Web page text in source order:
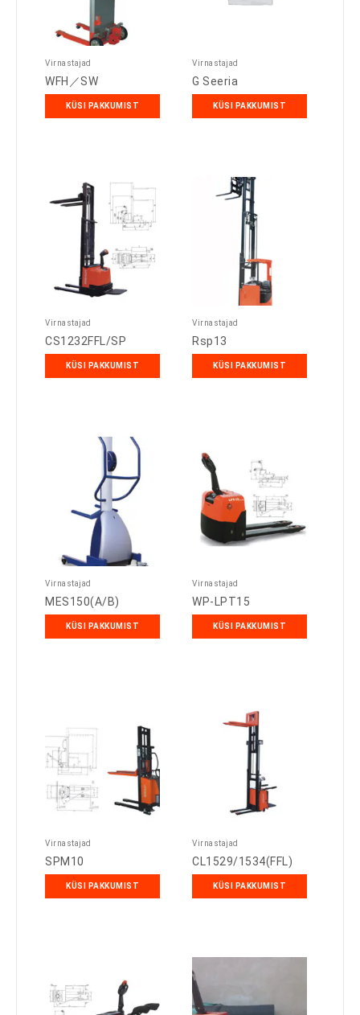
Virnastajad
WFH／SW
KÜSI PAKKUMIST
Virnastajad
G Seeria
KÜSI PAKKUMIST
Virnastajad
CS1232FFL/SP
KÜSI PAKKUMIST
Virnastajad
Rsp13
KÜSI PAKKUMIST
Virnastajad
MES150(A/B)
KÜSI PAKKUMIST
Virnastajad
WP-LPT15
KÜSI PAKKUMIST
Virnastajad
SPM10
KÜSI PAKKUMIST
Virnastajad
CL1529/1534(FFL)
KÜSI PAKKUMIST